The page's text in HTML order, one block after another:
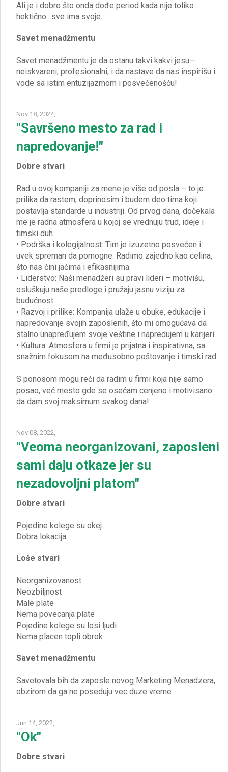
Ali je i dobro što onda dođe period kada nije toliko
Savet menadžmentu
Savet menadžmentu je da ostanu takvi kakvi jesu—
neiskvareni, profesionalni, i da nastave da nas inspirišu i
Nov 18, 2024,
"Savršeno mesto za rad i
napredovanje!"
Dobre stvari
Rad u ovoj kompaniji za mene je više od posla – to je
prilika da rastem, doprinosim i budem deo tima koji
postavlja standarde u industriji. Od prvog dana, dočekala
me je radna atmosfera u kojoj se vrednuju trud, ideje i
timski duh.
• Podrška i kolegijalnost: Tim je izuzetno posvećen i
uvek spreman da pomogne. Radimo zajedno kao celina,
što nas čini jačima i efikasnijima.
• Liderstvo: Naši menadžeri su pravi lideri – motivišu,
osluškuju naše predloge i pružaju jasnu viziju za
budućnost.
• Razvoj i prilike: Kompanija ulaže u obuke, edukacije i
napredovanje svojih zaposlenih, što mi omogućava da
stalno unapređujem svoje veštine i napredujem u karijeri.
• Kultura: Atmosfera u firmi je prijatna i inspirativna, sa
snažnim fokusom na međusobno poštovanje i timski rad.
S ponosom mogu reći da radim u firmi koja nije samo
posao, već mesto gde se osećam cenjeno i motivisano
Nov 08, 2022,
"Veoma neorganizovani, zaposleni
sami daju otkaze jer su
nezadovoljni platom"
Dobre stvari
Pojedine kolege su okej
Loše stvari
Neorganizovanost
Neozbiljnost
Male plate
Nema povecanja plate
Pojedine kolege su losi ljudi
Savet menadžmentu
Savetovala bih da zaposle novog Marketing Menadzera,
Jun 14, 2022,
"Ok"
Dobre stvari